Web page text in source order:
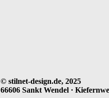
© stilnet-design.de, 2025
66606 Sankt Wendel ·